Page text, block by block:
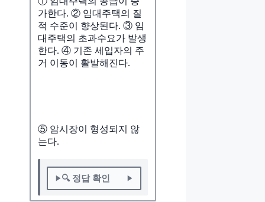
가한다. ② 임대주택의 질
적 수준이 향상된다. ③ 임
대주택의 초과수요가 발생
한다. ④ 기존 세입자의 주
거 이동이 활발해진다.
⑤ 암시장이 형성되지 않
는다.
🔍 정답 확인